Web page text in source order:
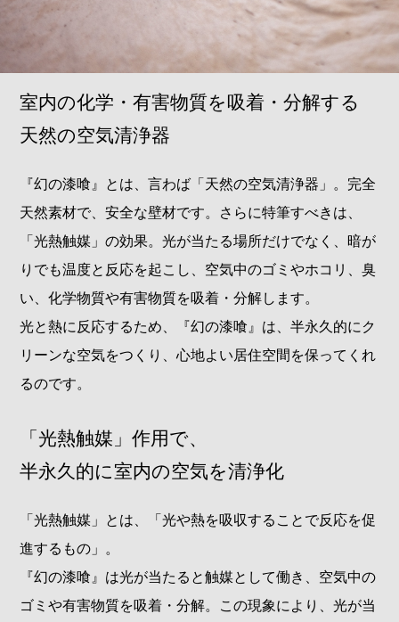
室内の化学・有害物質を吸着・分解する
天然の空気清浄器
『幻の漆喰』とは、言わば「天然の空気清浄器」。完全
天然素材で、安全な壁材です。さらに特筆すべきは、
「光熱触媒」の効果。光が当たる場所だけでなく、暗が
りでも温度と反応を起こし、空気中のゴミやホコリ、臭
い、化学物質や有害物質を吸着・分解します。
光と熱に反応するため、『幻の漆喰』は、半永久的にク
リーンな空気をつくり、心地よい居住空間を保ってくれ
るのです。
「光熱触媒」作用で、
半永久的に室内の空気を清浄化
「光熱触媒」とは、「光や熱を吸収することで反応を促
進するもの」。
『幻の漆喰』は光が当たると触媒として働き、空気中の
ゴミや有害物質を吸着・分解。この現象により、光が当